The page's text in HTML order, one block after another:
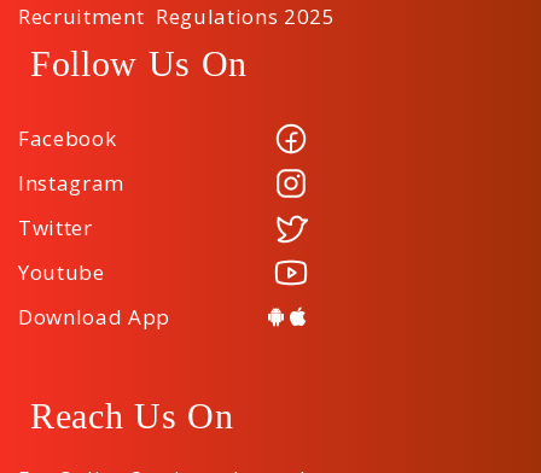
Recruitment Regulations 2025
Follow Us On
Facebook
Instagram
Twitter
Youtube
Download App
Reach Us On